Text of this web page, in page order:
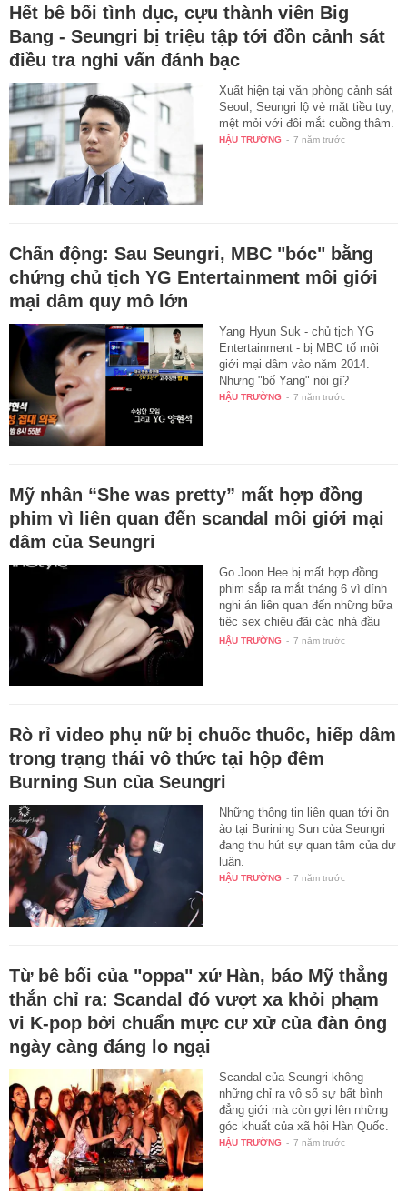
Hết bê bối tình dục, cựu thành viên Big
Bang - Seungri bị triệu tập tới đồn cảnh sát
điều tra nghi vấn đánh bạc
Xuất hiện tại văn phòng cảnh sát
Seoul, Seungri lộ vẻ mặt tiều tụy,
mệt mỏi với đôi mắt cuồng thâm.
HẬU TRƯỜNG - 7 năm trước
Chấn động: Sau Seungri, MBC "bóc" bằng
chứng chủ tịch YG Entertainment môi giới
mại dâm quy mô lớn
Yang Hyun Suk - chủ tịch YG
Entertainment - bị MBC tố môi
giới mại dâm vào năm 2014.
Nhưng "bố Yang" nói gì?
HẬU TRƯỜNG - 7 năm trước
Mỹ nhân “She was pretty” mất hợp đồng
phim vì liên quan đến scandal môi giới mại
dâm của Seungri
Go Joon Hee bị mất hợp đồng
phim sắp ra mắt tháng 6 vì dính
nghi án liên quan đến những bữa
tiệc sex chiêu đãi các nhà đầu
tư…
HẬU TRƯỜNG - 7 năm trước
Rò rỉ video phụ nữ bị chuốc thuốc, hiếp dâm
trong trạng thái vô thức tại hộp đêm
Burning Sun của Seungri
Những thông tin liên quan tới ồn
ào tại Burining Sun của Seungri
đang thu hút sự quan tâm của dư
luận.
HẬU TRƯỜNG - 7 năm trước
Từ bê bối của "oppa" xứ Hàn, báo Mỹ thẳng
thắn chỉ ra: Scandal đó vượt xa khỏi phạm
vi K-pop bởi chuẩn mực cư xử của đàn ông
ngày càng đáng lo ngại
Scandal của Seungri không
những chỉ ra vô số sự bất bình
đẳng giới mà còn gợi lên những
góc khuất của xã hội Hàn Quốc.
HẬU TRƯỜNG - 7 năm trước